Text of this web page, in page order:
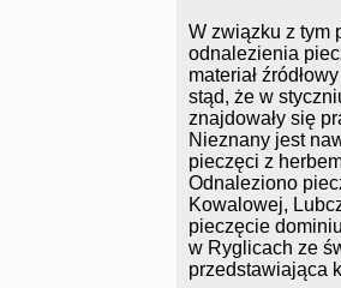
W związku z tym
odnalezienia
materiał
stąd, że w
znajdowały się
Nieznany jest
pieczęci z
Odnaleziono
Kowalowej,
pieczęcie
w Ryglicach ze
przedstawiająca